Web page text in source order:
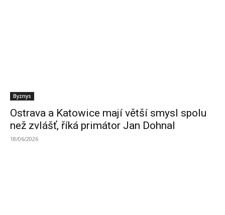
Byznys
Ostrava a Katowice mají větší smysl spolu
než zvlášť, říká primátor Jan Dohnal
18/06/2026